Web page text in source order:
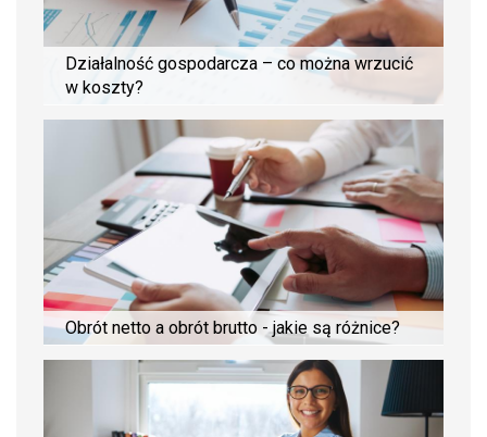
Działalność gospodarcza – co można wrzucić
w koszty?
Obrót netto a obrót brutto - jakie są różnice?